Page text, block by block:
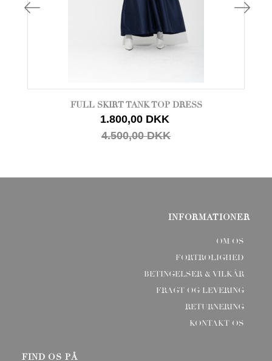
FULL SKIRT TANK TOP DRESS
1.800,00 DKK
4.500,00 DKK
INFORMATIONER
OM OS
FORTROLIGHED
BETINGELSER & VILKÅR
FRAGT OG LEVERING
RETURNERING
KONTAKT OS
FIND OS PÅ